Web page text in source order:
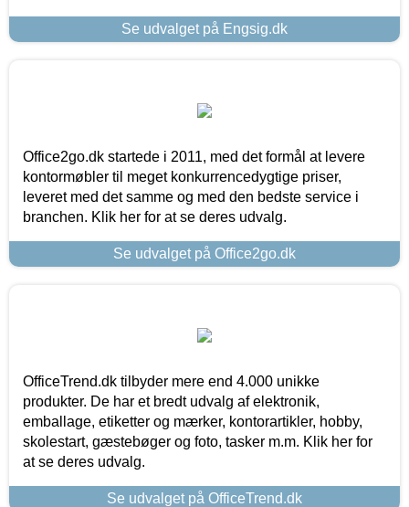
Se udvalget på Engsig.dk
Office2go.dk startede i 2011, med det formål at levere
kontormøbler til meget konkurrencedygtige priser,
leveret med det samme og med den bedste service i
branchen. Klik her for at se deres udvalg.
Se udvalget på Office2go.dk
OfficeTrend.dk tilbyder mere end 4.000 unikke
produkter. De har et bredt udvalg af elektronik,
emballage, etiketter og mærker, kontorartikler, hobby,
skolestart, gæstebøger og foto, tasker m.m. Klik her for
at se deres udvalg.
Se udvalget på OfficeTrend.dk